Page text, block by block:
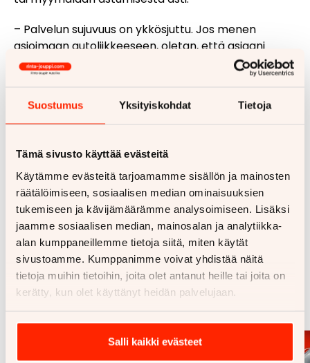
Suostumus Yksityiskohdat Tietoja
Tämä sivusto käyttää evästeitä
Käytämme evästeitä tarjoamamme sisällön ja mainosten
räätälöimiseen, sosiaalisen median ominaisuuksien
tukemiseen ja kävijämäärämme analysoimiseen. Lisäksi
jaamme sosiaalisen median, mainosalan ja analytiikka-
alan kumppaneillemme tietoja siitä, miten käytät
sivustoamme. Kumppanimme voivat yhdistää näitä
tietoja muihin tietoihin, joita olet antanut heille tai joita on
kerätty, kun olet käyttänyt heidän palvelujaan.
Salli kaikki evästeet
– Palvelun sujuvuus on ykkösjuttu. Jos menen
asioimaan autoliikkeeseen, oletan, että asiaani
aletaan hoitaa nopeasti ja ollaan tilanteen tasalla.
Pidän siitä, että Kokkolan Rinta-Joupin
olen ja millä autolla meidän firmassamme ajetaan,
hän selittää.
Hän uskoo kääntyvänsä jälleen Rinta-Joupin
Autoliikkeen puoleen sitten, kun autokaupat ovat
taas ajankohtaisia.
– Meillä on myös vanhempaa kalustoa käytössä,
joten jossain kohtaa tulee tarve hankkia uutta tilalle.
Tutustu pakettiautojen valikoimaan
Katso kaikki